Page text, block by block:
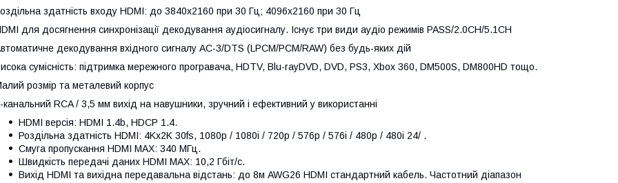
здатність входу HDMI: до 3840x2160 при 30 Гц; 4096x2160 при 30 Гц
для досягнення синхронізації декодування аудіосигналу. Існує три види аудіо режимів PASS/2.0CH/5.1CH
декодування вхідного сигналу AC-3/DTS (LPCM/PCM/RAW) без будь-яких дій
сумісність: підтримка мережного програвача, HDTV, Blu-rayDVD, DVD, PS3, Xbox 360, DM500S, DM800HD тощо.
розмір та металевий корпус
канальний RCA / 3,5 мм вихід на навушники, зручний і ефективний у використанні
HDMI версія: HDMI 1.4b, HDCP 1.4.
Роздільна здатність HDMI: 4Kx2K 30fs, 1080p / 1080i / 720p / 576p / 576i / 480p / 480i 24/ .
Смуга пропускання HDMI MAX: 340 МГц.
Швидкість передачі даних HDMI MAX: 10,2 Гбіт/с.
Вихід HDMI та вихідна передавальна відстань: до 8м AWG26 HDMI стандартний кабель. Частотний діапазон